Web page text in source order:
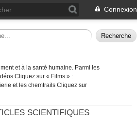
Connexion
et à la santé humaine. Parmi les
Cliquez sur « Films » :
et les chemtrails Cliquez sur
SCIENTIFIQUES